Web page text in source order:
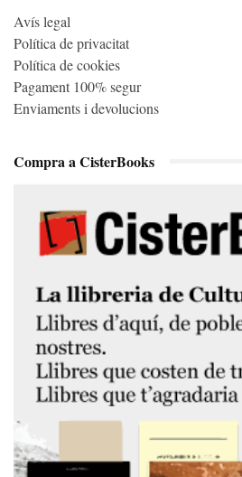
Avís legal
Política de privacitat
Política de cookies
Pagament 100% segur
Enviaments i devolucions
Compra a CisterBooks